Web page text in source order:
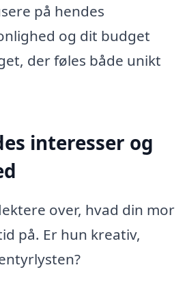
på hendes
og dit budget
der føles både unikt
interesser og
over, hvad din mor
på. Er hun kreativ,